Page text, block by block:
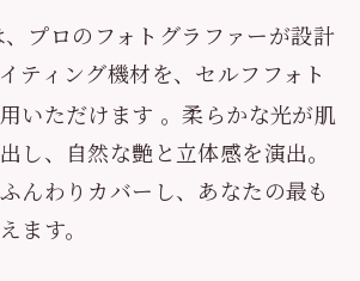
プロのフォトグラファーが設計
ティング機材を、セルフフォト
いただけます 。柔らかな光が肌
し、自然な艶と立体感を演出。
んわりカバーし、あなたの最も
ます。